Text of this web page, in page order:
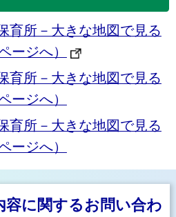
育所－大きな地図で見る
ージへ）
育所－大きな地図で見る
ージへ）
育所－大きな地図で見る
ージへ）
容に関するお問い合わ